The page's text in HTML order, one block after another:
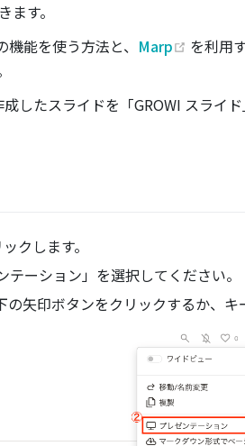
す。
能を使う方法と、 Marp (opens
を利用
したスライドを「GROWI スラ
クします。
ーション」を選択してください。
矢印ボタンをクリックするか、